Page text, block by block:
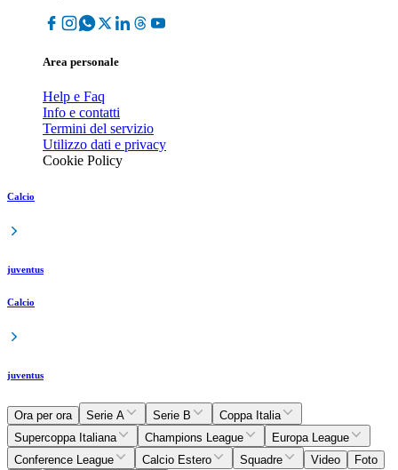
Area personale
Help e Faq
Info e contatti
Termini del servizio
Utilizzo dati e privacy
Cookie Policy
Calcio
juventus
Calcio
juventus
Ora per ora Serie A Serie B
Coppa Italia
Supercoppa Italiana
Champions League
Europa League
Conference League
Calcio Estero Squadre Video
Foto